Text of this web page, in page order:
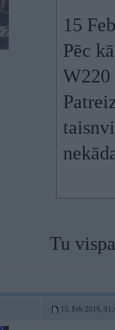
15
Pēc
W220
Tu
15. Feb 2016,